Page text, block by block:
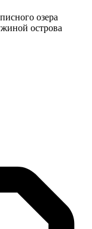
озера
острова